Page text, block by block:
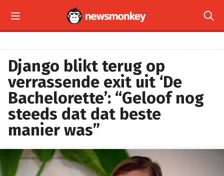
 
Django blikt terug op
verrassende exit uit ‘De
Bachelorette’: “Geloof nog
steeds dat dat beste
manier was”